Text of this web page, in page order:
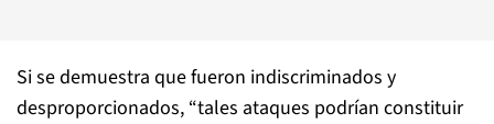
Si se demuestra que fueron indiscriminados y
desproporcionados, “tales ataques podrían constituir